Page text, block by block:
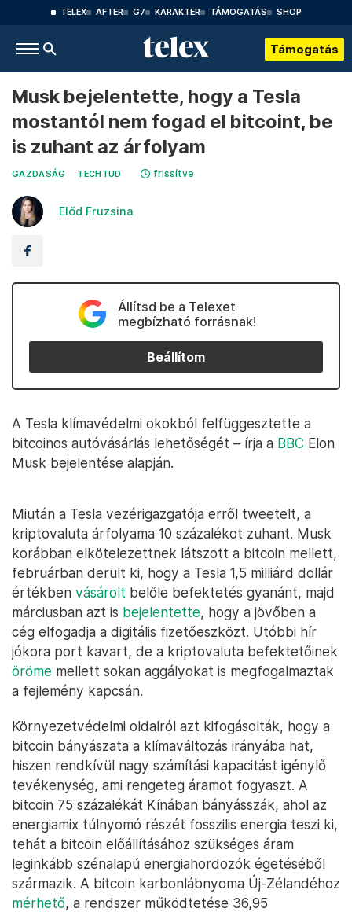
TELEX AFTER G7 KARAKTER TÁMOGATÁS SHOP
Támogatás
Musk bejelentette, hogy a Tesla
mostantól nem fogad el bitcoint, be
is zuhant az árfolyam
GAZDASÁG TECHTUD frissítve
Előd Fruzsina
Állítsd be a Telexet
megbízható forrásnak!
Beállítom
A Tesla klímavédelmi okokból felfüggesztette a
bitcoinos autóvásárlás lehetőségét – írja a BBC Elon
Musk bejelentése alapján.
Miután a Tesla vezérigazgatója erről tweetelt, a
kriptovaluta árfolyama 10 százalékot zuhant. Musk
korábban elkötelezettnek látszott a bitcoin mellett,
februárban derült ki, hogy a Tesla 1,5 milliárd dollár
értékben vásárolt belőle befektetés gyanánt, majd
márciusban azt is bejelentette, hogy a jövőben a
cég elfogadja a digitális fizetőeszközt. Utóbbi hír
jókora port kavart, de a kriptovaluta befektetőinek
öröme mellett sokan aggályokat is megfogalmaztak
a fejlemény kapcsán.
Környezetvédelmi oldalról azt kifogásolták, hogy a
bitcoin bányászata a klímaváltozás irányába hat,
hiszen rendkívül nagy számítási kapacitást igénylő
tevékenység, ami rengeteg áramot fogyaszt. A
bitcoin 75 százalékát Kínában bányásszák, ahol az
energiamix túlnyomó részét fosszilis energia teszi ki,
tehát a bitcoin előállításához szükséges áram
leginkább szénalapú energiahordozók égetéséből
származik. A bitcoin karbonlábnyoma Új-Zélandéhoz
mérhető, a rendszer működtetése 36,95